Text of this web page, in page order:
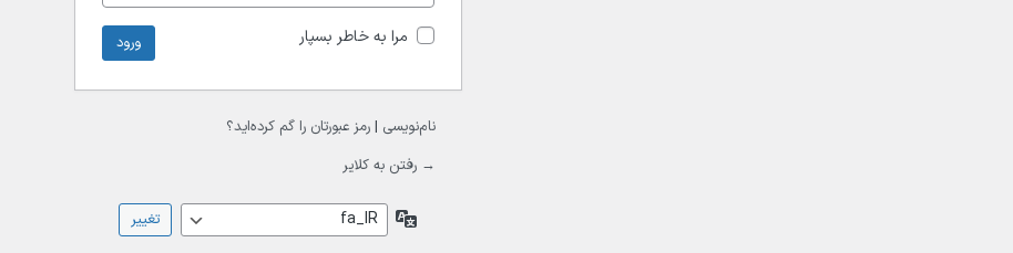
مرا به خاطر بسپار
نام‌نویسی | رمز عبورتان را گم کرده‌اید؟
→ رفتن به کلایر
زبان